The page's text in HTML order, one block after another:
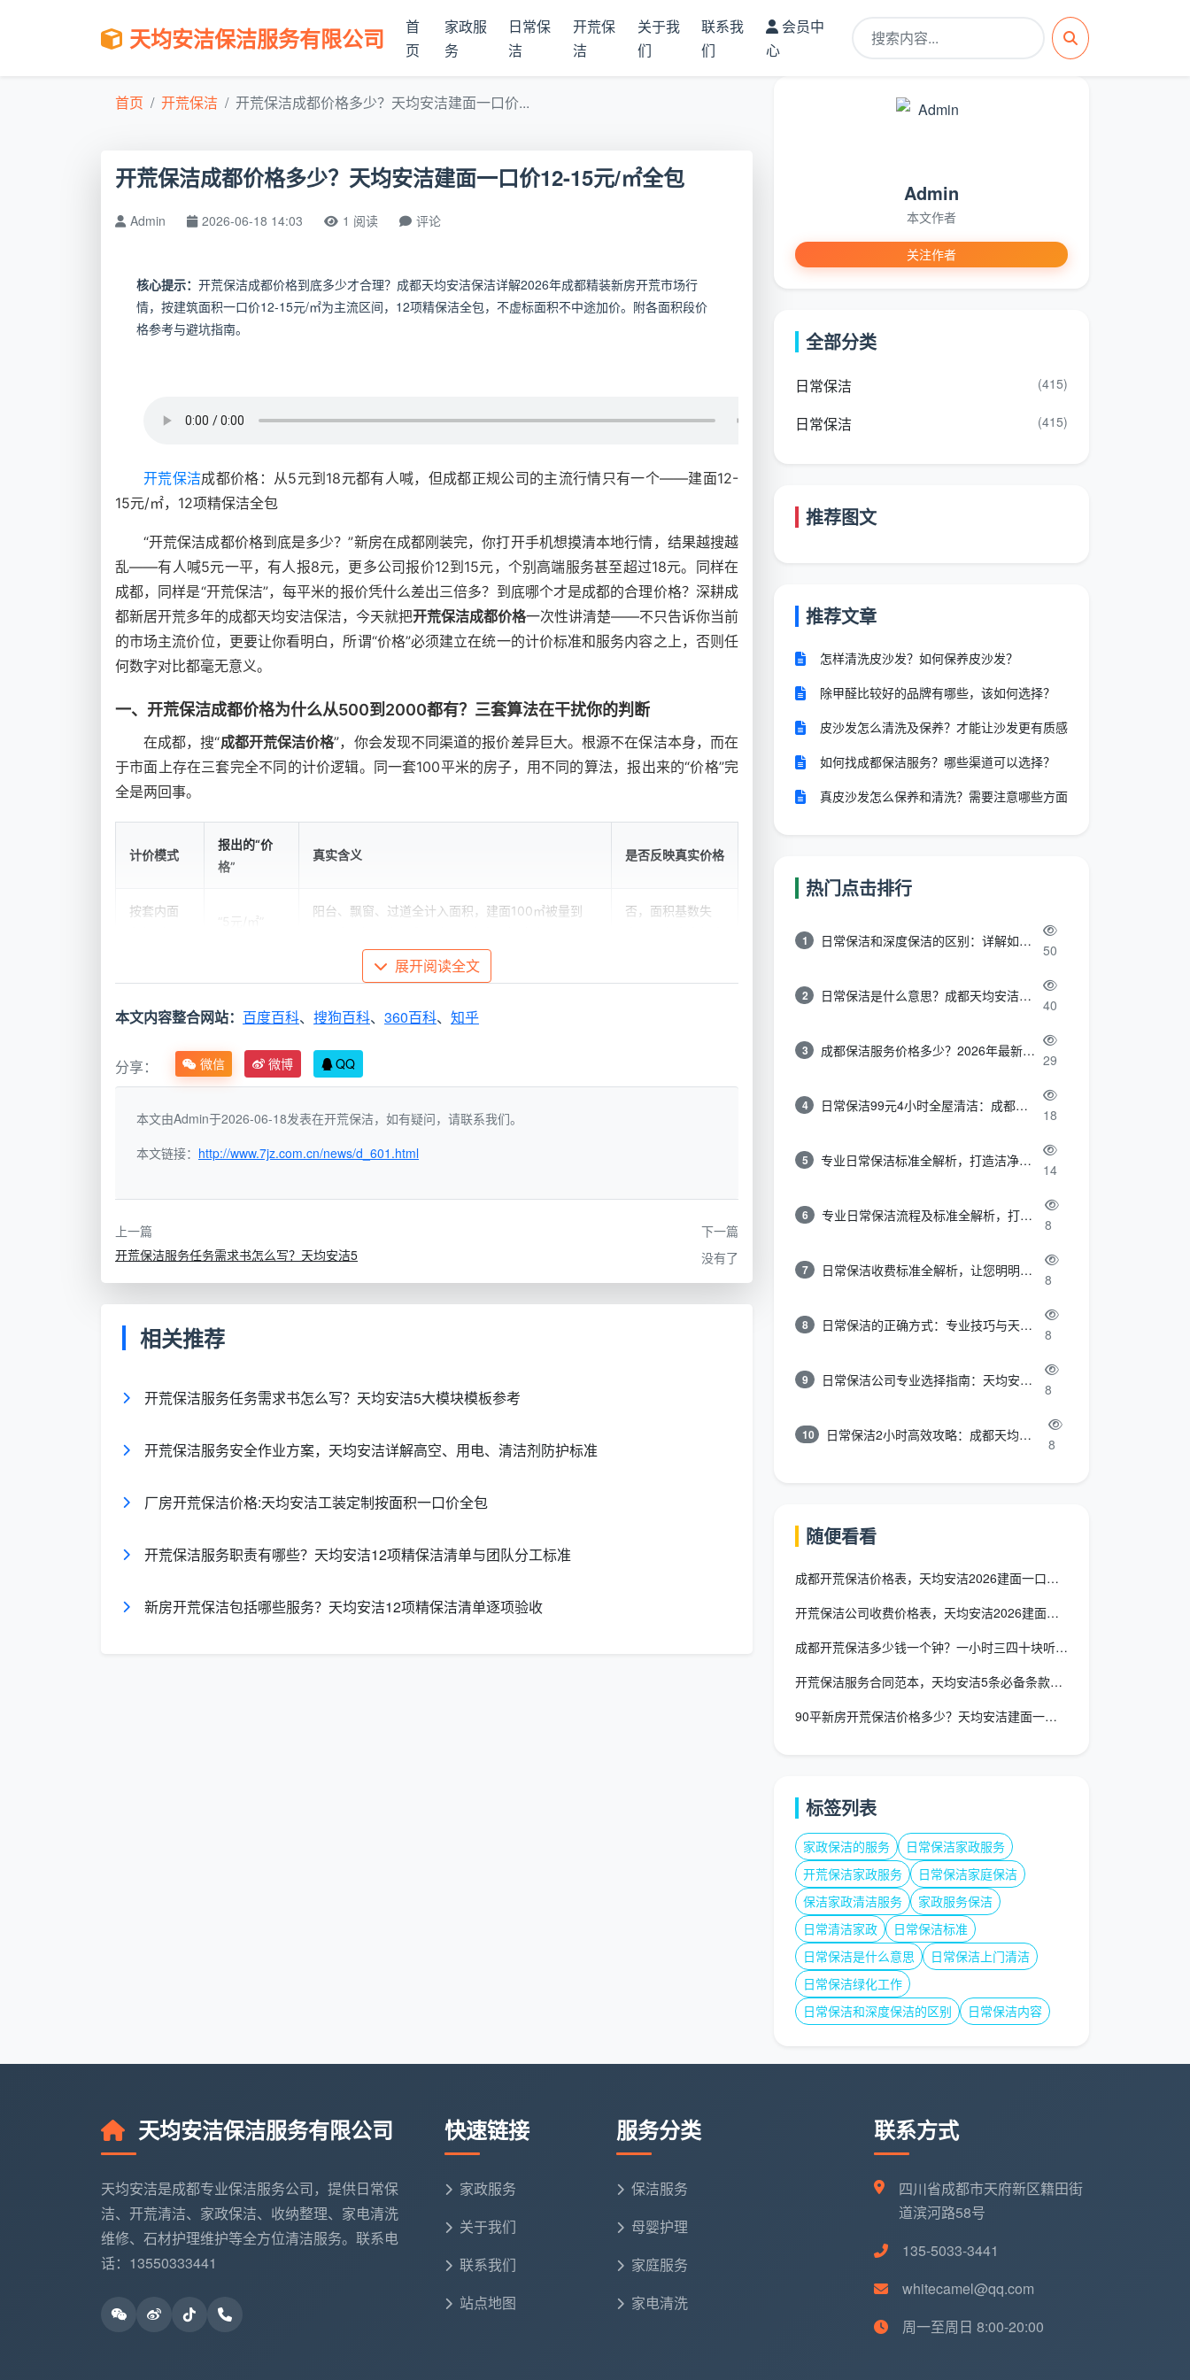
天均安洁保洁服务有限公司
首
页
家政服
务
日常保
洁
开荒保
洁
关于我
们
联系我
们
会员中
心
首页 开荒保洁 开荒保洁成都价格多少？天均安洁建面一口价...
开荒保洁成都价格多少？天均安洁建面一口价12-15元/㎡全包
Admin 2026-06-18 14:03 1 阅读 评论
核心提示： 开荒保洁成都价格到底多少才合理？成都天均安洁保洁详解2026年成都精装新房开荒市场行
情，按建筑面积一口价12-15元/㎡为主流区间，12项精保洁全包，不虚标面积不中途加价。附各面积段价
格参考与避坑指南。
开荒保洁成都价格：从5元到18元都有人喊，但成都正规公司的主流行情只有一个——建面12-
15元/㎡，12项精保洁全包
“开荒保洁成都价格到底是多少？”新房在成都刚装完，你打开手机想摸清本地行情，结果越搜越
乱——有人喊5元一平，有人报8元，更多公司报价12到15元，个别高端服务甚至超过18元。同样在
成都，同样是“开荒保洁”，每平米的报价凭什么差出三倍多？到底哪个才是成都的合理价格？深耕成
都新居开荒多年的成都天均安洁保洁，今天就把开荒保洁成都价格一次性讲清楚——不只告诉你当前
的市场主流价位，更要让你看明白，所谓“价格”必须建立在统一的计价标准和服务内容之上，否则任
何数字对比都毫无意义。
一、开荒保洁成都价格为什么从500到2000都有？三套算法在干扰你的判断
在成都，搜“成都开荒保洁价格”，你会发现不同渠道的报价差异巨大。根源不在保洁本身，而在
于市面上存在三套完全不同的计价逻辑。同一套100平米的房子，用不同的算法，报出来的“价格”完
全是两回事。
计价模式
报出的“价
格”
真实含义 是否反映真实价格
按套内面
“5元/㎡”
阳台、飘窗、过道全计入面积，建面100㎡被量到
否，面积基数失
价
“全屋开荒
800元”
进场后擦外窗、吸柜内、铲漆点全变增项，最终结账
轻松翻至1800+
否，初始报价不代
按建筑面
积一口价
全包
“12-15元/
㎡，12项全
按房产证建面计价，100平就是100平；12项精保洁
成都天均安洁保洁采用第三种方式。开荒保洁成都价格
二、成都天均安洁保洁：开荒保洁成都价格——2026年精装新房建面一口价
在成都天均安洁保洁，开荒保洁成都价格是一套完全公开、可以自测的体系。以下为2026年精
60-80㎡ 15元/㎡ 900 - 1200元
80-120㎡ 12-13元/㎡ 960 - 1560元 标准三居室、改善型三房
120-150㎡ 10-12元/㎡ 1200 - 1800元
表内总价已包含全部12项精保洁服务。半包或清包装修因漆点水泥渍更重，勘场后单价可
五金件、花洒、
龙头
可能用强酸劣质清洁剂，损伤镀
层
进口中性清洁剂，擦亮除垢，不腐蚀表面
展开阅读全文
本文内容整合网站： 百度百科、 搜狗百科、 360百科、 知乎
分享： 微信 微博 QQ
本文由Admin于2026-06-18发表在开荒保洁，如有疑问，请联系我们。
本文链接： http://www.7jz.com.cn/news/d_601.html
上一篇
开荒保洁服务任务需求书怎么写？天均安洁5
下一篇
没有了
相关推荐
开荒保洁服务任务需求书怎么写？天均安洁5大模块模板参考
开荒保洁服务安全作业方案，天均安洁详解高空、用电、清洁剂防护标准
厂房开荒保洁价格:天均安洁工装定制按面积一口价全包
开荒保洁服务职责有哪些？天均安洁12项精保洁清单与团队分工标准
新房开荒保洁包括哪些服务？天均安洁12项精保洁清单逐项验收
Admin
本文作者
关注作者
全部分类
日常保洁 (415)
日常保洁 (415)
推荐图文
推荐文章
怎样清洗皮沙发？如何保养皮沙发？
除甲醛比较好的品牌有哪些，该如何选择？
皮沙发怎么清洗及保养？才能让沙发更有质感
如何找成都保洁服务？哪些渠道可以选择？
真皮沙发怎么保养和清洗？需要注意哪些方面
热门点击排行
1 日常保洁和深度保洁的区别：详解如何选择最适合的清洁服务
50
2 日常保洁是什么意思？成都天均安洁带你快速区分“日常vs深度vs开荒”
40
3 成都保洁服务价格多少？2026年最新报价表来了，这一篇看透所有费用
29
4 日常保洁99元4小时全屋清洁：成都天均安洁保洁超值服务全解析
18
5 专业日常保洁标准全解析，打造洁净舒适生活空间
14
6 专业日常保洁流程及标准全解析，打造洁净舒适环境
8
7 日常保洁收费标准全解析，让您明明白白消费
8
8 日常保洁的正确方式：专业技巧与天均安洁保洁服务全解析
8
9 日常保洁公司专业选择指南：天均安洁保洁服务全解析
8
10 日常保洁2小时高效攻略：成都天均安洁保洁专业时间管理方案
8
随便看看
成都开荒保洁价格表，天均安洁2026建面一口价全包透明价目
开荒保洁公司收费价格表，天均安洁2026建面一口价全包透明价
成都开荒保洁多少钱一个钟？一小时三四十块听着便宜，做完一算账
开荒保洁服务合同范本，天均安洁5条必备条款逐条解读
90平新房开荒保洁价格多少？天均安洁建面一口价1180元起全
标签列表
家政保洁的服务
日常保洁家政服务
开荒保洁家政服务
日常保洁家庭保洁
保洁家政清洁服务
家政服务保洁
日常清洁家政
日常保洁标准
日常保洁是什么意思
日常保洁上门清洁
日常保洁绿化工作
日常保洁和深度保洁的区别
日常保洁内容
天均安洁保洁服务有限公司
天均安洁是成都专业保洁服务公司，提供日常保
洁、开荒清洁、家政保洁、收纳整理、家电清洗
维修、石材护理维护等全方位清洁服务。联系电
话：13550333441
快速链接
家政服务
关于我们
联系我们
站点地图
服务分类
保洁服务
母婴护理
家庭服务
家电清洗
联系方式
四川省成都市天府新区籍田街
道滨河路58号
135-5033-3441
whitecamel@qq.com
周一至周日 8:00-20:00